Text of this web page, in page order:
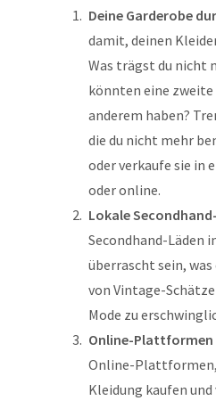
Deine Garderobe
damit, deinen
Was trägst du nicht
könnten eine zweite
anderem haben?
die du nicht mehr
oder verkaufe sie in
oder online.
Lokale
Secondhand-Läden
überrascht sein,
von Vintage-
Mode zu
Online-Plattformen
Online-Plattformen,
Kleidung kaufen